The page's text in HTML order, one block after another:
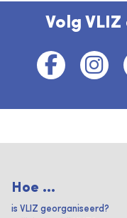
Volg
Hoe ...
is VLIZ georganiseerd?